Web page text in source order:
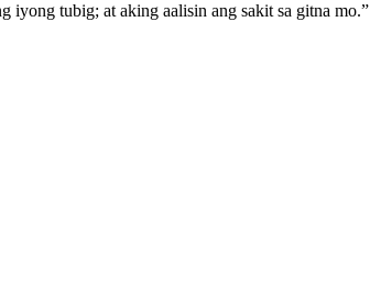
iyong tubig; at aking aalisin ang sakit sa gitna mo.”